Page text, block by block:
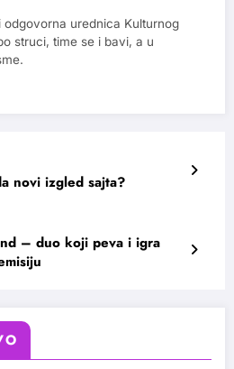
urednica Kulturnog
struci, time se i bavi, a u
novi izgled sajta?
– duo koji peva i igra